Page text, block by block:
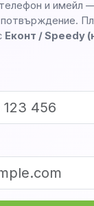
и имейл
Еконт / Speedy